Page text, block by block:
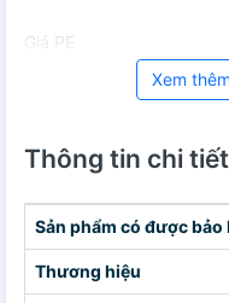
Giá PE
Xem
Thông tin chi tiết
Sản phẩm có được
Thương hiệu